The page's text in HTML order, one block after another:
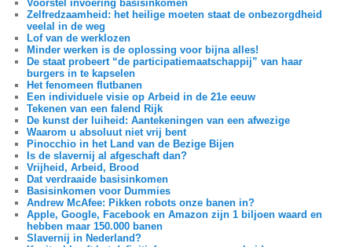
Voorstel invoering basisinkomen
Zelfredzaamheid: het heilige moeten staat de onbezorgdheid
veelal in de weg
Lof van de werklozen
Minder werken is de oplossing voor bijna alles!
De staat probeert “de participatiemaatschappij” van haar
burgers in te kapselen
Het fenomeen flutbanen
Een individuele visie op Arbeid in de 21e eeuw
Tekenen van een falend Rijk
De kunst der luiheid: Aantekeningen van een afwezige
Waarom u absoluut niet vrij bent
Pinocchio in het Land van de Bezige Bijen
Is de slavernij al afgeschaft dan?
Vrijheid, Arbeid, Brood
Dat verdraaide basisinkomen
Basisinkomen voor Dummies
Andrew McAfee: Pikken robots onze banen in?
Apple, Google, Facebook en Amazon zijn 1 biljoen waard en
hebben maar 150.000 banen
Slavernij in Nederland?